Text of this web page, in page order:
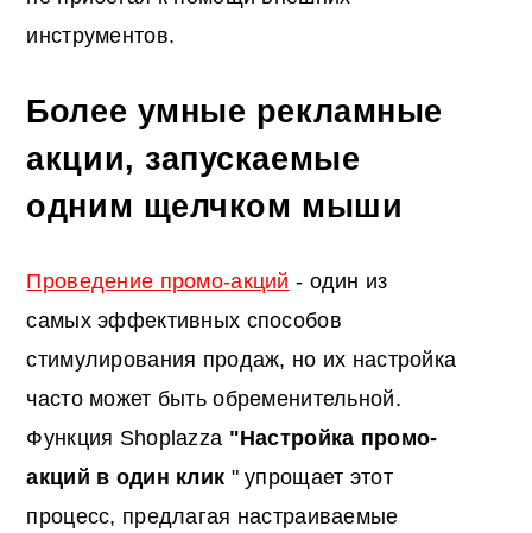
инструментов.
Более умные рекламные
акции, запускаемые
одним щелчком мыши
Проведение промо-акций - один из
самых эффективных способов
стимулирования продаж, но их настройка
часто может быть обременительной.
Функция Shoplazza "Настройка промо-
акций в один клик " упрощает этот
процесс, предлагая настраиваемые